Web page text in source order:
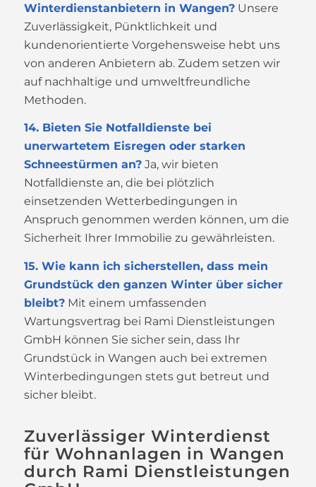
Winterdienstanbietern in Wangen?Unsere
Zuverlässigkeit, Pünktlichkeit und
kundenorientierte Vorgehensweise hebt uns
von anderen Anbietern ab. Zudem setzen wir
auf nachhaltige und umweltfreundliche
Methoden.
14. Bieten Sie Notfalldienste bei
unerwartetem Eisregen oder starken
Schneestürmen an?Ja, wir bieten
Notfalldienste an, die bei plötzlich
einsetzenden Wetterbedingungen in
Anspruch genommen werden können, um die
Sicherheit Ihrer Immobilie zu gewährleisten.
15. Wie kann ich sicherstellen, dass mein
Grundstück den ganzen Winter über sicher
bleibt?Mit einem umfassenden
Wartungsvertrag bei Rami Dienstleistungen
GmbH können Sie sicher sein, dass Ihr
Grundstück in Wangen auch bei extremen
Winterbedingungen stets gut betreut und
sicher bleibt.
Zuverlässiger Winterdienst
für Wohnanlagen in Wangen
durch Rami Dienstleistungen